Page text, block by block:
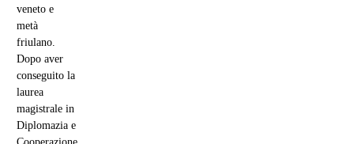
veneto e
metà
friulano.
Dopo aver
conseguito la
laurea
magistrale in
Diplomazia e